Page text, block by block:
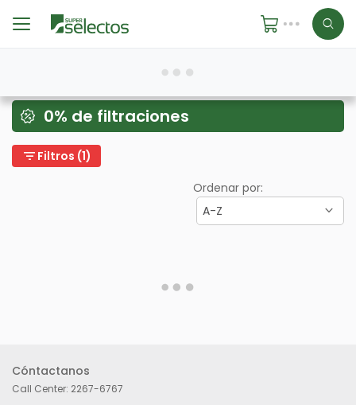
0% de filtraciones
filter_list Filtros (1)
Ordenar por:
A-Z
Cóntactanos
Call Center: 2267-6767